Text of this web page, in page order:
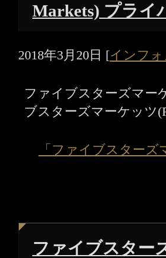
Markets) プライ
2018年3月20日 [インフ
ファイブスターズマー
ブスターズマーケッツ
「ファイブスターズ
ファイブスター